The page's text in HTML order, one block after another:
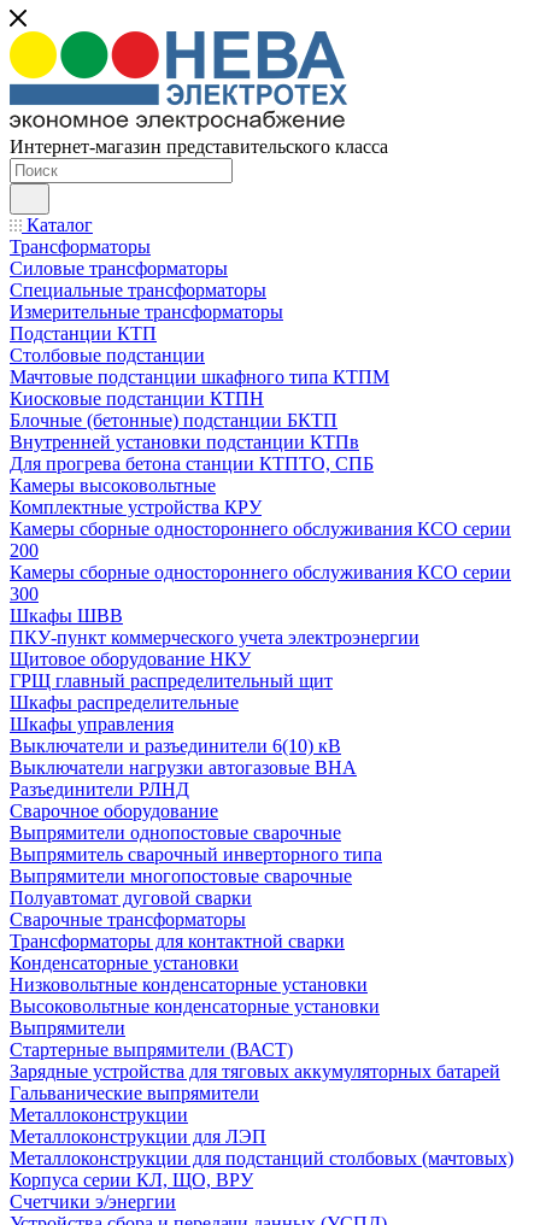
Интернет-магазин представительского класса
Каталог
Трансформаторы
Силовые трансформаторы
Специальные трансформаторы
Измерительные трансформаторы
Подстанции КТП
Столбовые подстанции
Мачтовые подстанции шкафного типа КТПМ
Киосковые подстанции КТПН
Блочные (бетонные) подстанции БКТП
Внутренней установки подстанции КТПв
Для прогрева бетона станции КТПТО, СПБ
Камеры высоковольтные
Комплектные устройства КРУ
Камеры сборные одностороннего обслуживания КСО серии
200
Камеры сборные одностороннего обслуживания КСО серии
300
Шкафы ШВВ
ПКУ-пункт коммерческого учета электроэнергии
Щитовое оборудование НКУ
ГРЩ главный распределительный щит
Шкафы распределительные
Шкафы управления
Выключатели и разъединители 6(10) кВ
Выключатели нагрузки автогазовые ВНА
Разъединители РЛНД
Сварочное оборудование
Выпрямители однопостовые сварочные
Выпрямитель сварочный инверторного типа
Выпрямители многопостовые сварочные
Полуавтомат дуговой сварки
Сварочные трансформаторы
Трансформаторы для контактной сварки
Конденсаторные установки
Низковольтные конденсаторные установки
Высоковольтные конденсаторные установки
Выпрямители
Стартерные выпрямители (ВАСТ)
Зарядные устройства для тяговых аккумуляторных батарей
Гальванические выпрямители
Металлоконструкции
Металлоконструкции для ЛЭП
Металлоконструкции для подстанций столбовых (мачтовых)
Корпуса серии КЛ, ЩО, ВРУ
Счетчики э/энергии